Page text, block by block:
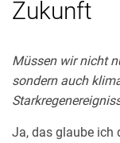
Zukunft
Müssen wir nicht
sondern auch
Ja, das glaube ich